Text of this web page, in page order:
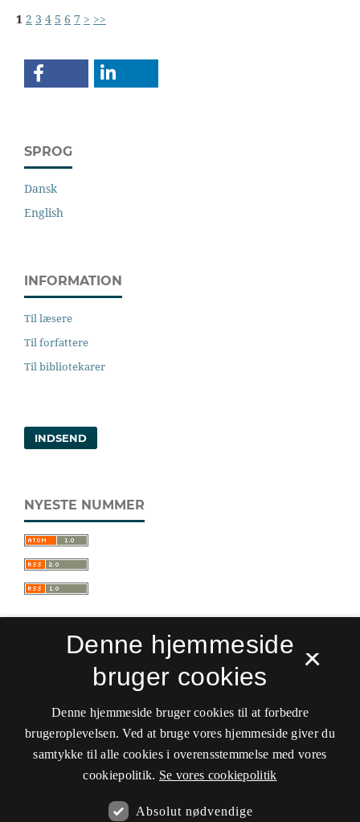
1 2 3 4 5 6 7 > >>
SPROG
Dansk
English
INFORMATION
Til læsere
Til forfattere
Til bibliotekarer
INDSEND
NYESTE NUMMER
Sprogforum. Tidsskrift for sprog- og
kulturpædagogik
ISSN 0909-9328 (Trykt)
ISSN 1399-8617 (Online)
Tilgængelighedserklæring
Det Kgl. Bibliotek
×
Denne hjemmeside
bruger cookies
Denne hjemmeside bruger cookies til at forbedre
brugeroplevelsen. Ved at bruge vores hjemmeside giver du
samtykke til alle cookies i overensstemmelse med vores
cookiepolitik. Se vores cookiepolitik
Absolut nødvendige